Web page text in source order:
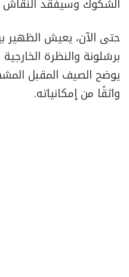
الشكوك وسيفقد النقاش
حتى الآن، يعيش الظهير
برشلونة والنظرة
يوضح الصيف المقبل
واثقًا من إمكانياته.